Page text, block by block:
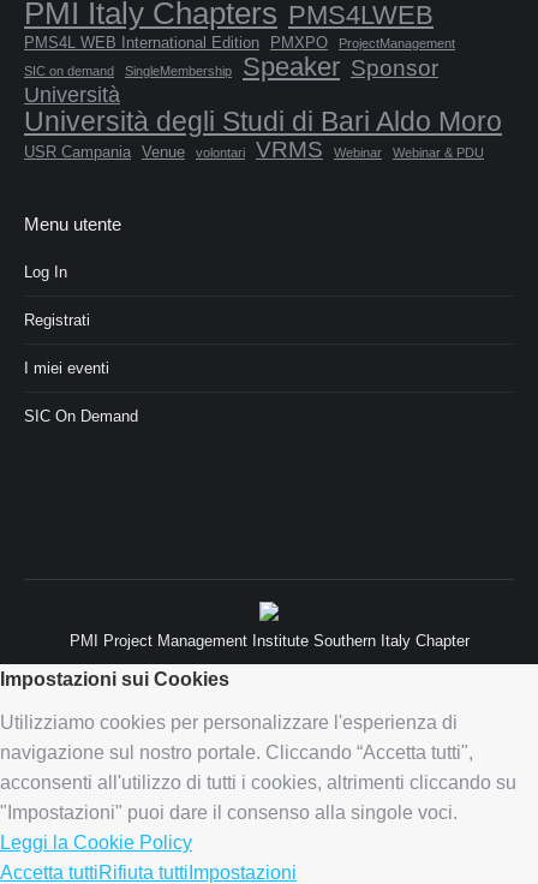
PMI Italy Chapters PMS4LWEB
PMS4L WEB International Edition PMXPO
ProjectManagement
SIC on demand
SingleMembership Speaker Sponsor
Università
Università degli Studi di Bari Aldo Moro
USR Campania Venue volontari VRMS Webinar Webinar & PDU
Menu utente
Log In
Registrati
I miei eventi
SIC On Demand
PMI Project Management Institute Southern Italy Chapter
Impostazioni sui Cookies
Utilizziamo cookies per personalizzare l'esperienza di
navigazione sul nostro portale. Cliccando “Accetta tutti",
acconsenti all'utilizzo di tutti i cookies, altrimenti cliccando su
"Impostazioni" puoi dare il consenso alla singole voci.
Leggi la Cookie Policy
Accetta tuttiRifiuta tutti Impostazioni